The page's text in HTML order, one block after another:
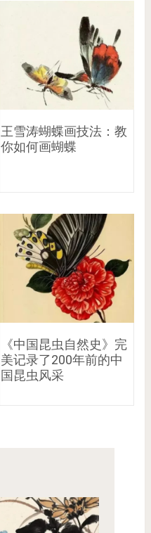
王雪涛蝴蝶画技法：教
你如何画蝴蝶
《中国昆虫自然史》完
美记录了200年前的中
国昆虫风采